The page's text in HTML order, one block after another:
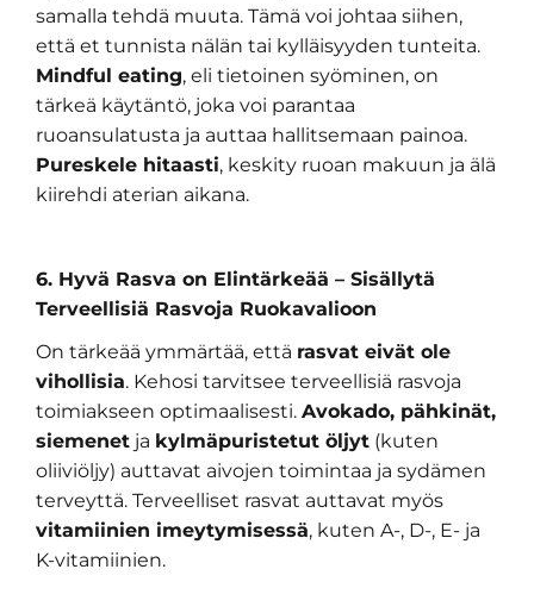
samalla tehdä muuta. Tämä voi johtaa siihen,
että et tunnista nälän tai kylläisyyden tunteita.
Mindful eating, eli tietoinen syöminen, on
tärkeä käytäntö, joka voi parantaa
ruoansulatusta ja auttaa hallitsemaan painoa.
Pureskele hitaasti, keskity ruoan makuun ja älä
kiirehdi aterian aikana.
6. Hyvä Rasva on Elintärkeää – Sisällytä
Terveellisiä Rasvoja Ruokavalioon
On tärkeää ymmärtää, että rasvat eivät ole
vihollisia. Kehosi tarvitsee terveellisiä rasvoja
toimiakseen optimaalisesti. Avokado, pähkinät,
siemenet ja kylmäpuristetut öljyt (kuten
oliiviöljy) auttavat aivojen toimintaa ja sydämen
terveyttä. Terveelliset rasvat auttavat myös
vitamiinien imeytymisessä, kuten A-, D-, E- ja
K-vitamiinien.